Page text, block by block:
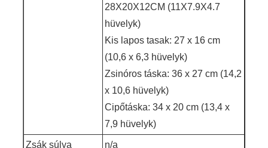
28X20X12CM (11X7.9X4.7
hüvelyk)
Kis lapos tasak: 27 x 16 cm
(10,6 x 6,3 hüvelyk)
Zsinóros táska: 36 x 27 cm (14,2
x 10,6 hüvelyk)
Cipőtáska: 34 x 20 cm (13,4 x
7,9 hüvelyk)
Zsák súlya n/a